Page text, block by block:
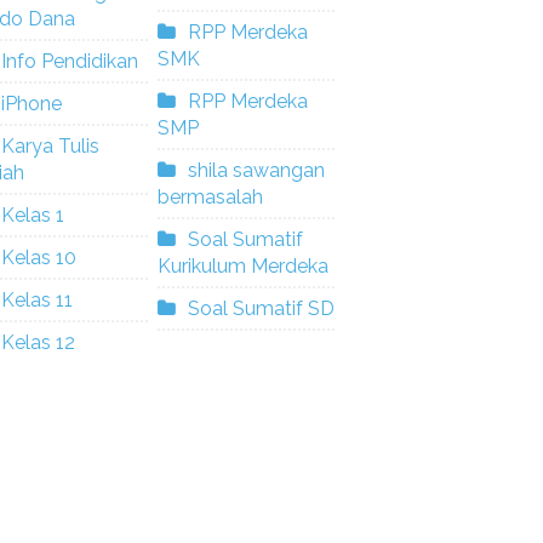
Dana
Info Pendidikan
iPhone
Karya Tulis
Kelas 1
Kelas 10
Kelas 11
Kelas 12
RPP Merdeka
SMK
RPP Merdeka
SMP
shila sawangan
bermasalah
Soal Sumatif
Kurikulum Merdeka
Soal Sumatif SD